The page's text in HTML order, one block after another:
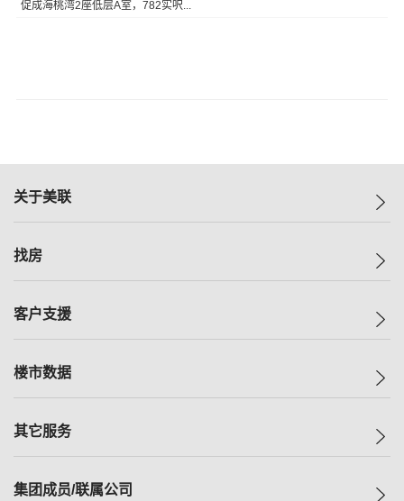
促成海桃湾2座低层A室，782实呎...
关于美联
美联集团
人才招募
找房
一手新房
减价
美联豪宅
独家楼盘
租房
客户支援
自助放盘
查询热线
按揭计算机
楼市数据
指数
其它服务
小区专页
集团成员/联属公司